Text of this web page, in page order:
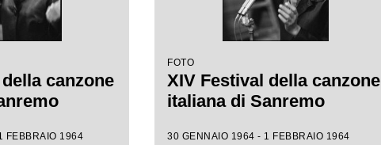
canzone
FEBBRAIO 1964
FOTO
XIV Festival della canzone
italiana di Sanremo
30 GENNAIO 1964 - 1 FEBBRAIO 1964